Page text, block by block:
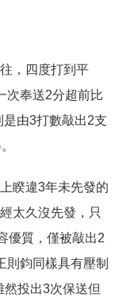
，四度打到平
次奉送2分超前比
由3打數敲出2支
睽違3年未先發的
太久沒先發，只
優質，僅被敲出2
則鈞同樣具有壓制
投出3次保送但